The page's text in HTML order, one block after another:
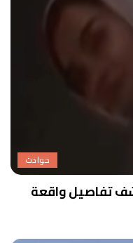
حوادث
تفاصيل واقعة